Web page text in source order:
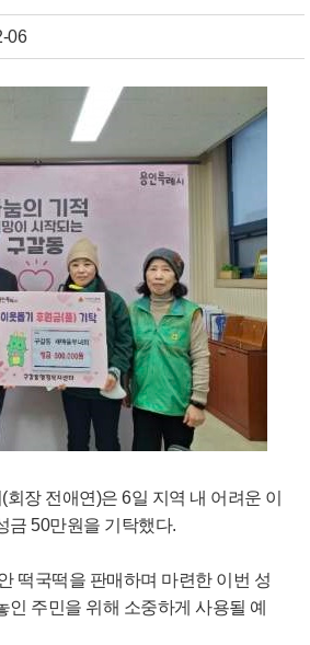
06
장 전애연)은 6일 지역 내 어려운 이
금 50만원을 기탁했다.
떡국떡을 판매하며 마련한 이번 성
인 주민을 위해 소중하게 사용될 예